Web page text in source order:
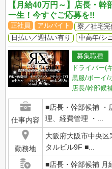
【月給40万円～】店長・
一生！今すぐご応募を!!
正社員 アルバイト 寮／社宅完
日払い／週払い有り
中高年/シ
募集職種
ドライバー(
黒服/ボーイ/
店長/幹部候
仕事内容
■店長・幹部候補 ・
理、経費管理 ・...
勤務地
大阪府大阪市中央
タルビル9F ■...
■店長・幹部候補 月